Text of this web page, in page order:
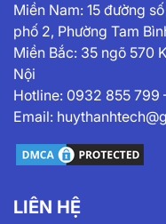
Miền Nam: 15 đường
phố 2, Phường Tam
Miền Bắc: 35 ngõ 570
Nội
Hotline: 0932 855 799
Email:
LIÊN HỆ